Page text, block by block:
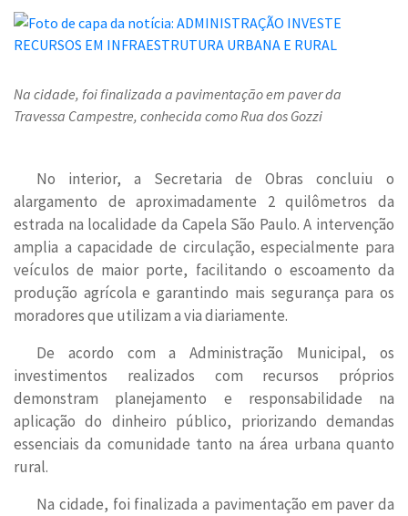
Na cidade, foi finalizada a pavimentação em paver da
Travessa Campestre, conhecida como Rua dos Gozzi
No interior, a Secretaria de Obras concluiu o
alargamento de aproximadamente 2 quilômetros da
estrada na localidade da Capela São Paulo. A intervenção
amplia a capacidade de circulação, especialmente para
veículos de maior porte, facilitando o escoamento da
produção agrícola e garantindo mais segurança para os
moradores que utilizam a via diariamente.
De acordo com a Administração Municipal, os
investimentos realizados com recursos próprios
demonstram planejamento e responsabilidade na
aplicação do dinheiro público, priorizando demandas
essenciais da comunidade tanto na área urbana quanto
rural.
Na cidade, foi finalizada a pavimentação em paver da